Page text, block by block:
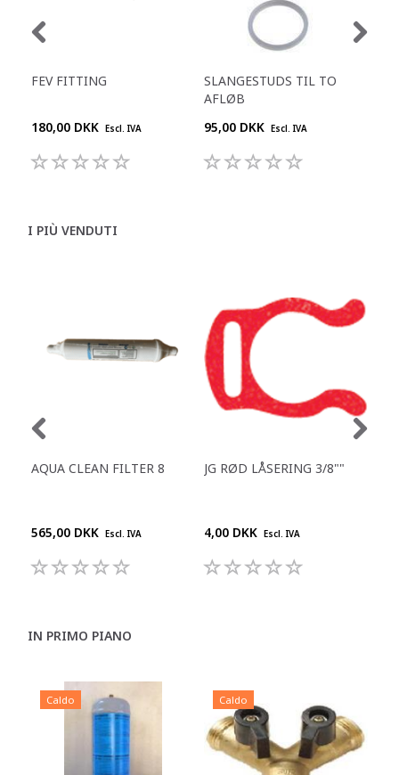
FEV FITTING
180,00 DKK Escl. IVA
SLANGESTUDS TIL TO
AFLØB
95,00 DKK Escl. IVA
I PIÙ VENDUTI
AQUA CLEAN FILTER 8
565,00 DKK Escl. IVA
JG RØD LÅSERING 3/8""
4,00 DKK Escl. IVA
IN PRIMO PIANO
Caldo Caldo